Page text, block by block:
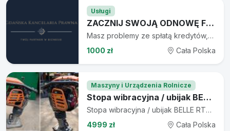
Usługi
ZACZNIJ SWOJĄ ODNOWĘ FINANSOWĄ. UPADŁOŚĆ KONSUMENCKA
Masz problemy ze spłatą kredytów, pożyczek lub zaległości? Komornik zajmuje konto lub wynagrodzenie? Nie jesteś sam. Upadłość konsumencka to legalny sposób na wyjście z długów i rozpoczęcie nowego etapu bez ciągłej presji wierzycieli. Kompleksowa pomoc w procesie. Od analizy sytuacji finansowej po złożenie wniosku do sądu. Co możesz zyskać dzięki upadłości konsumenckiej? - wstrzymanie egzekucji komorniczych - umorzenie części lub całości długów - ochrona przed wierzycielami - odzyskanie stabilności finansowej Skontaktuj się z nami i sprawdź czy kwalifikujesz się do upadłości konsumenckiej. Bezpłatna konsultacja. Odwiedź naszą stronę internetową: www.gdanska-kancelaria.pl Nie czekaj, aż będzie za późno.
1000 zł
Cała Polska
Maszyny i Urządzenia Rolnicze
Stopa wibracyjna / ubijak BELLE RTX 68 – 2020 rok
Stopa wibracyjna / ubijak BELLE RTX 68 – 2020 rok Sprzedam ubijak stopowy BELLE RTX 68 z 2020 roku. Maszyna sprawna, gotowa do pracy, mocna i niezawodna. Idealna do zagęszczania gruntu, kostki brukowej, wykopów oraz prac budowlanych i drogowych. Model wyposażony w silnik Honda, ceniony za dużą siłę ubijania i trwałość. Dane techniczne: model: BELLE RTX 68 rok produkcji: 2020 silnik: Honda waga ok. 70 kg szerokość stopy 280 mm stan: używany, sprawny +48 517 106 332
4999 zł
Cała Polska